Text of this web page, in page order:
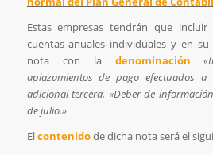
Estas empresas tendrán que
cuentas anuales individuales y en su
nota con la denominación
aplazamientos de pago efectuados a
adicional tercera. «Deber de
de julio.»
Elcontenidode dicha nota será el